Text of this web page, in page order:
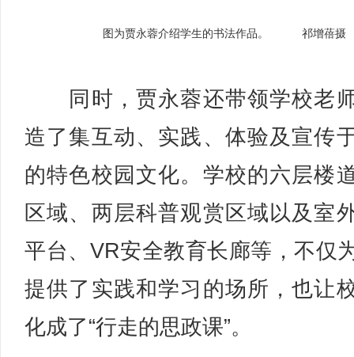
图为贾永蓉介绍学生的书法作品。 祁增蓓摄
同时，贾永蓉还带领学校老
造了集互动、实践、体验及宣传
的特色校园文化。学校的六层楼
区域、两层科普观赏区域以及室
平台、VR安全教育长廊等，不仅
提供了实践和学习的场所，也让
化成了“行走的思政课”。